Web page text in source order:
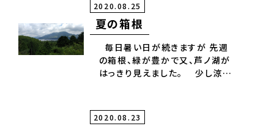
2020.08.25
夏の箱根
毎日暑い日が続きますが 先週
の箱根、緑が豊かで又、芦ノ湖が
はっきり見えました。 少し涼し
2020.08.23